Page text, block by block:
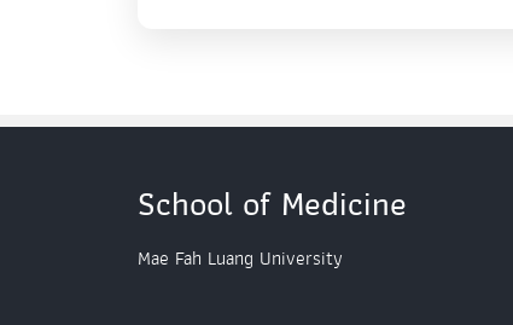
School of Medicine
Mae Fah Luang University